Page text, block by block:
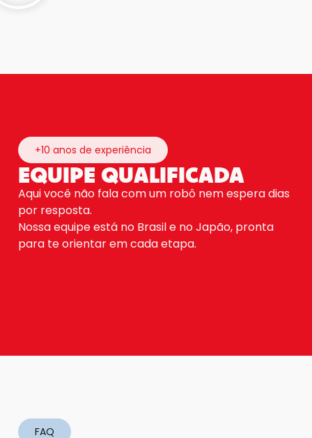
+10 anos de experiência
EQUIPE QUALIFICADA
Aqui você não fala com um robô nem espera dias
por resposta.
Nossa equipe está no Brasil e no Japão, pronta
para te orientar em cada etapa.
FAQ